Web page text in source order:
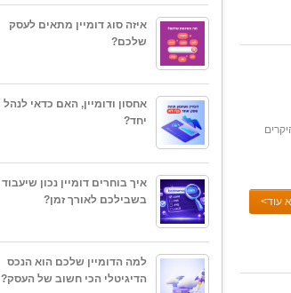
עוד>
איזה סוג דומיין מתאים לעסק
שלכם?
אחסון ודומיין, האם כדאי לנהל
יחד?
איך בוחרים דומיין נכון שיעבוד
בשבילכם לאורך זמן?
למה הדומיין שלכם הוא הנכס
הדיגיטלי הכי חשוב של העסק?